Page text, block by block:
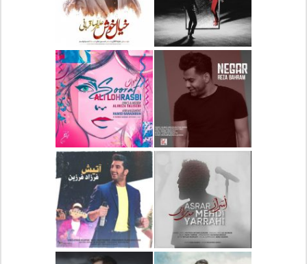
دانلود آلبوم جدید سیروان
خسروی بنام مونولوگ
دانلود آهنگ جدید علیرضا
قربانی بنام خیال خوش
دانلود آهنگ جدید رضا
بهرام بنام نگار
دانلود آهنگ جدید علی
لهراسبی بنام صورت